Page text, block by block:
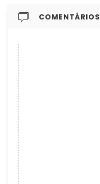
COMENTÁRIOS